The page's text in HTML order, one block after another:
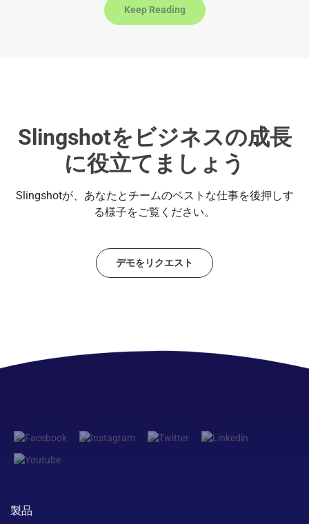
Keep Reading
Slingshotをビジネスの成長
に役立てましょう
Slingshotが、あなたとチームのベストな仕事を後押しす
る様子をご覧ください。
デモをリクエスト
製品